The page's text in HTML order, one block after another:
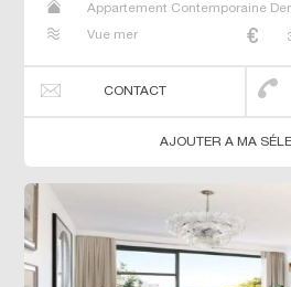
Appartement Contemporaine
Vue mer
CONTACT
AJOUTER A MA